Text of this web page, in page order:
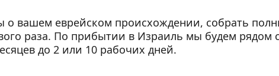
вашем еврейском происхождении, собрать
раза. По прибытии в Израиль мы будем рядом
до 2 или 10 рабочих дней.